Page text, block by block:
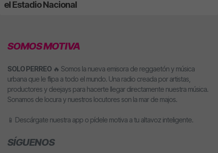
el Estadio Nacional
SOMOS MOTIVA
SOLO PERREO 🔥 Somos la nueva emisora de reggaetón y música
urbana que le flipa a todo el mundo. Una radio creada por artistas,
productores y deejays para hacerte llegar directamente nuestra música.
Sonamos de locura y nuestros locutores son la mar de majos.
📱 Descárgate nuestra app o pídele motiva a tu altavoz inteligente.
SÍGUENOS